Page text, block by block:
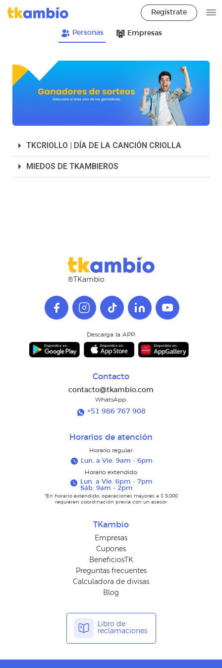
Regístrate
Personas Empresas
TKCRIOLLO | DÍA DE LA CANCIÓN CRIOLLA
MIEDOS DE TKAMBIEROS
®TKambio
Descarga la APP:
Contacto
contacto@tkambio.com
WhatsApp:
+51 986 767 908
Horarios de atención
Horario regular:
Lun. a Vie. 9am - 6pm
Horario extendido:
Lun. a Vie. 6pm - 7pm
Sáb. 9am - 2pm
*En horario extendido, operaciones mayores a $ 5,000
requieren coordinación previa con un asesor
TKambio
Empresas
Cupones
BeneficiosTK
Preguntas frecuentes
Calculadora de divisas
Blog
Libro de
reclamaciones